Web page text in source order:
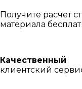
Получите расчет
материала
Качественный
клиентский